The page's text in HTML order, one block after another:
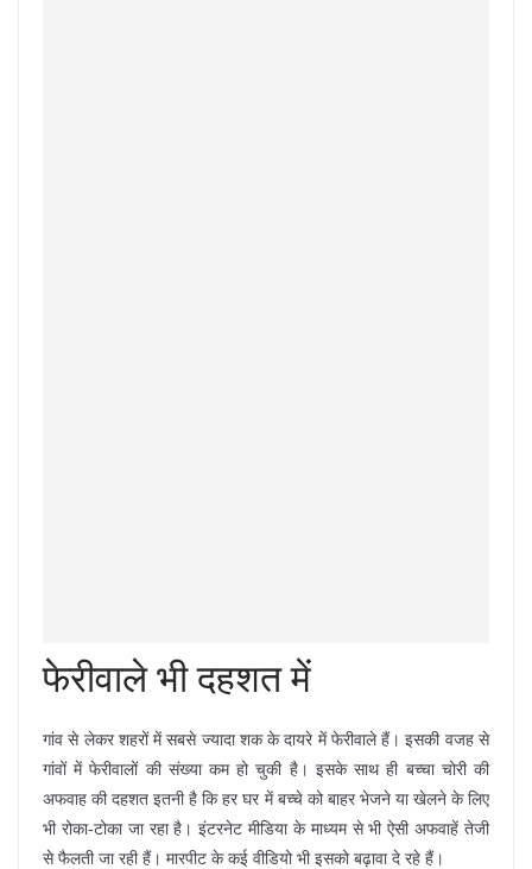
फेरीवाले भी दहशत में
गांव से लेकर शहरों में सबसे ज्यादा शक के दायरे में फेरीवाले हैं। इसकी वजह से
गांवों में फेरीवालों की संख्या कम हो चुकी है। इसके साथ ही बच्चा चोरी की
अफवाह की दहशत इतनी है कि हर घर में बच्चे को बाहर भेजने या खेलने के लिए
भी रोका-टोका जा रहा है। इंटरनेट मीडिया के माध्यम से भी ऐसी अफवाहें तेजी
से फैलती जा रही हैं। मारपीट के कई वीडियो भी इसको बढ़ावा दे रहे हैं।